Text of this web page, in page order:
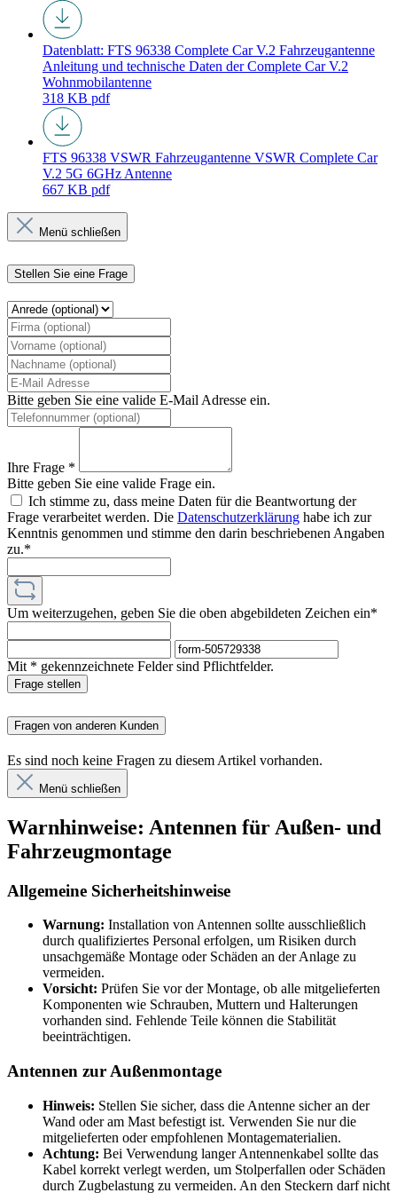
Datenblatt: FTS 96338 Complete Car V.2 Fahrzeugantenne
Anleitung und technische Daten der Complete Car V.2
Wohnmobilantenne
318 KB pdf
FTS 96338 VSWR Fahrzeugantenne VSWR Complete Car
V.2 5G 6GHz Antenne
667 KB pdf
Menü schließen
Stellen Sie eine Frage
Bitte geben Sie eine valide E-Mail Adresse ein.
Ihre Frage *
Bitte geben Sie eine valide Frage ein.
Ich stimme zu, dass meine Daten für die Beantwortung der
Frage verarbeitet werden. Die Datenschutzerklärung habe ich zur
Kenntnis genommen und stimme den darin beschriebenen Angaben
zu.*
Um weiterzugehen, geben Sie die oben abgebildeten Zeichen ein*
Mit * gekennzeichnete Felder sind Pflichtfelder.
Frage stellen
Fragen von anderen Kunden
Es sind noch keine Fragen zu diesem Artikel vorhanden.
Menü schließen
Warnhinweise: Antennen für Außen- und
Fahrzeugmontage
Allgemeine Sicherheitshinweise
Warnung: Installation von Antennen sollte ausschließlich
durch qualifiziertes Personal erfolgen, um Risiken durch
unsachgemäße Montage oder Schäden an der Anlage zu
vermeiden.
Vorsicht: Prüfen Sie vor der Montage, ob alle mitgelieferten
Komponenten wie Schrauben, Muttern und Halterungen
vorhanden sind. Fehlende Teile können die Stabilität
beeinträchtigen.
Antennen zur Außenmontage
Hinweis: Stellen Sie sicher, dass die Antenne sicher an der
Wand oder am Mast befestigt ist. Verwenden Sie nur die
mitgelieferten oder empfohlenen Montagematerialien.
Achtung: Bei Verwendung langer Antennenkabel sollte das
Kabel korrekt verlegt werden, um Stolperfallen oder Schäden
durch Zugbelastung zu vermeiden. An den Steckern darf nicht